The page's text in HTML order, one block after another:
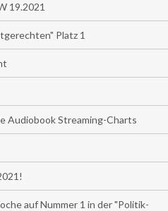
19.2021
Platz 1
Audiobook Streaming-Charts
auf Nummer 1 in der "Politik-